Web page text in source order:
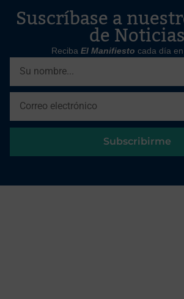
Suscríbase a
de
Reciba El Manifiesto cada día
Subscribirme